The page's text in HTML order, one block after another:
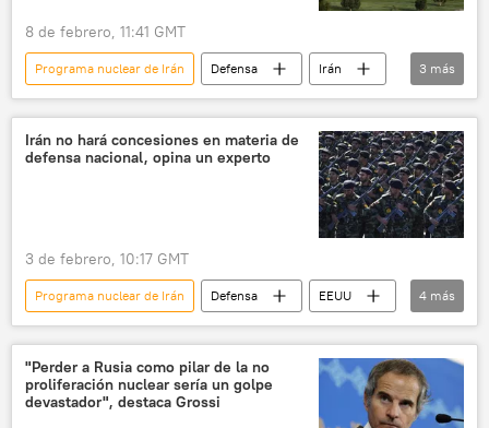
8 de febrero, 11:41 GMT
Programa nuclear de Irán Defensa
Irán
🌍 Oriente Medio
Abás Aragchí
Teherán
3 más
Irán no hará concesiones en materia de
defensa nacional, opina un experto
3 de febrero, 10:17 GMT
Programa nuclear de Irán Defensa
EEUU
Irán
🌍 Oriente Medio
🛡️ Zonas de conflicto
💬 Opinión y Análisis
4 más
"Perder a Rusia como pilar de la no
proliferación nuclear sería un golpe
devastador", destaca Grossi